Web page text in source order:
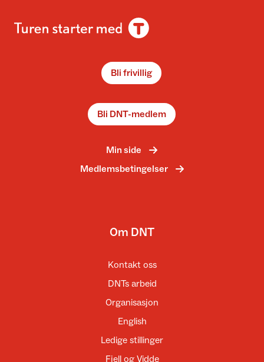
Bli frivillig
Bli DNT-medlem
Min side
Medlemsbetingelser
Om DNT
Kontakt oss
DNTs arbeid
Organisasjon
English
Ledige stillinger
Fjell og Vidde